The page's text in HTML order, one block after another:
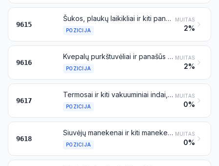
9615
Šukos, plaukų laikikliai ir kiti panašūs dirbiniai; plaukų segtukai ir spaustukai plaukams garbanoti, suktukai ir panašūs dirbiniai, išskyrus priskiriamus 8516 pozicijai, bei jų dalys
POZICIJA
MUITAS
2%
9616
Kvepalų purkštuvėliai ir panašūs tualetiniai purkštuvėliai, jų antgaliai ir galvutės; pūkučiai ir kempinėlės pudrai bei kosmetikos arba tualetinėms priemonėms užtepti
POZICIJA
MUITAS
2%
9617
Termosai ir kiti vakuuminiai indai, sukomplektuoti; jų dalys, išskyrus stiklines kolbas
POZICIJA
MUITAS
0%
9618
Siuvėjų manekenai ir kiti manekenai; automatai ir kita judanti prekių demonstravimo įranga, naudojama parduotuvių vitrinoms apipavidalinti
POZICIJA
MUITAS
0%